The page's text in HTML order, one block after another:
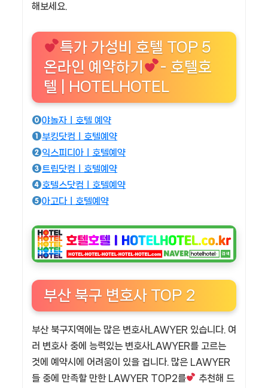
해보세요.
특가 가성비 호텔 TOP 5
온라인 예약하기
- 호텔호
텔 | HOTELHOTEL
야놀자ㅣ호텔 예약
부킹닷컴ㅣ호텔예약
익스피디아ㅣ호텔예약
트립닷컴ㅣ호텔예약
호텔스닷컴ㅣ호텔예약
아고다ㅣ호텔예약
부산 북구 변호사 TOP 2
부산 북구지역에는 많은 변호사LAWYER 있습니다. 여
러 변호사 중에 능력있는 변호사LAWYER를 고르는
것에 예약시에 어려움이 있을 겁니다. 많은 LAWYER
들 중에 만족할 만한 LAWYER TOP2를
추천해 드